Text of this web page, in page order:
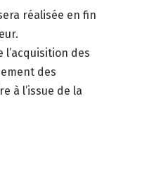
réalisée en fin
l’acquisition des
des
à l’issue de la